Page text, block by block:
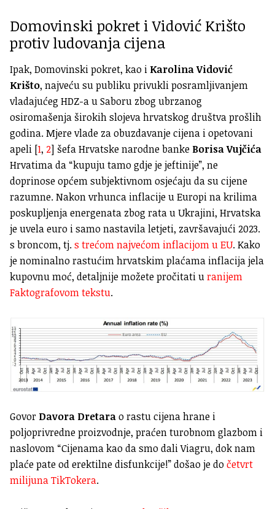
Domovinski pokret i Vidović Krišto
protiv ludovanja cijena
Ipak, Domovinski pokret, kao i Karolina Vidović
Krišto, najveću su publiku privukli posramljivanjem
vladajućeg HDZ-a u Saboru zbog ubrzanog
osiromašenja širokih slojeva hrvatskog društva prošlih
godina. Mjere vlade za obuzdavanje cijena i opetovani
apeli [1, 2] šefa Hrvatske narodne banke Borisa Vujčića
Hrvatima da “kupuju tamo gdje je jeftinije”, ne
doprinose općem subjektivnom osjećaju da su cijene
razumne. Nakon vrhunca inflacije u Europi na krilima
poskupljenja energenata zbog rata u Ukrajini, Hrvatska
je uvela euro i samo nastavila letjeti, završavajući 2023.
s broncom, tj.s trećom najvećom inflacijom u EU. Kako
je nominalno rastućim hrvatskim plaćama inflacija jela
kupovnu moć, detaljnije možete pročitati uranijem
Faktografovom tekstu.
Govor Davora Dretarao rastu cijena hrane i
poljoprivredne proizvodnje, praćen turobnom glazbom i
naslovom “Cijenama kao da smo dali Viagru, dok nam
plaće pate od erektilne disfunkcije!” došao je dočetvrt
milijuna TikTokera.